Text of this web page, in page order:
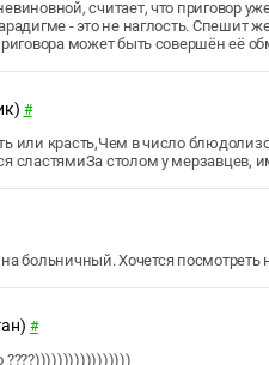
считает, что приговор
- это не наглость. Спешит
может быть совершён её
#
или красть,Чем в число
сластямиЗа столом у мерзавцев,
больничный. Хочется посмотреть
#
????)))))))))))))))))